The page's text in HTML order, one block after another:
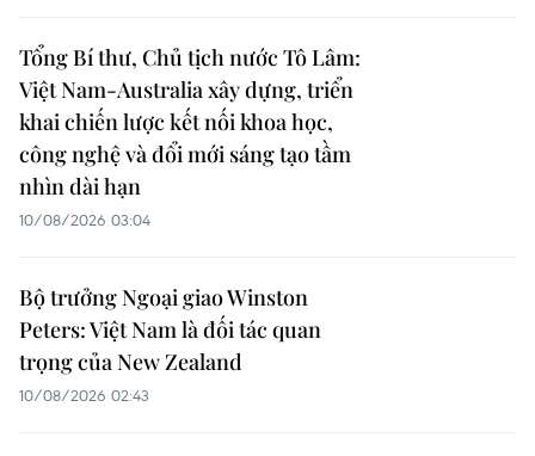
Tổng Bí thư, Chủ tịch nước Tô Lâm:
Việt Nam-Australia xây dựng, triển
khai chiến lược kết nối khoa học,
công nghệ và đổi mới sáng tạo tầm
nhìn dài hạn
10/08/2026 03:04
Bộ trưởng Ngoại giao Winston
Peters: Việt Nam là đối tác quan
trọng của New Zealand
10/08/2026 02:43